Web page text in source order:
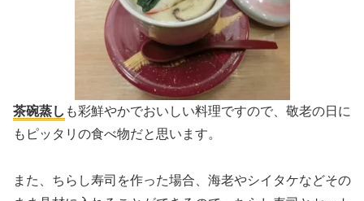
茶碗蒸し も彩鮮やかでおいしい料理ですので、敬老の日に
もピッタリの食べ物だと思います。
また、ちらし寿司を作った場合、海老やシイタケなどその